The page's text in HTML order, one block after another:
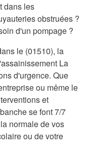
dans les
obstruées ?
d'un pompage ?
le (01510), la
La
d'urgence. Que
ou même le
et
se font 7/7
normale de vos
ou de votre